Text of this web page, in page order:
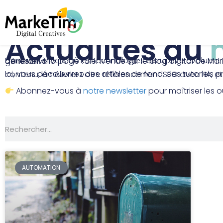
Actualités du
Dans un univers où les technologies disruptive évoluent en permanence et où les tendances émergent à grande vitesse, mieux vaut s’assurer de rester à la page ! Bienvenue sur le blog digital de MarkeTim, votre source incontournable pour rester à la pointe du marketing digital, de l’IA générative.
Ici, vous découvrirez des articles de fond, des tutoriels pratiques, et de nombreuses ressources conçues pour
Abonnez-vous ànotre newsletterpour maîtriser les
AUTOMATION